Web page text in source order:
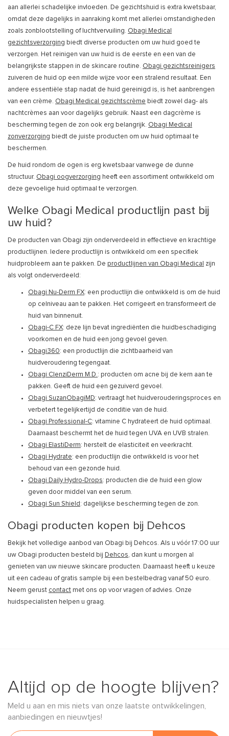
aan allerlei schadelijke invloeden. De gezichtshuid is extra kwetsbaar,
omdat deze dagelijks in aanraking komt met allerlei omstandigheden
zoals zonblootstelling of luchtvervuiling. Obagi Medical
gezichtsverzorging biedt diverse producten om uw huid goed te
verzorgen. Het reinigen van uw huid is de eerste en een van de
belangrijkste stappen in de skincare routine. Obagi gezichtsreinigers
zuiveren de huid op een milde wijze voor een stralend resultaat. Een
andere essentiële stap nadat de huid gereinigd is, is het aanbrengen
van een crème. Obagi Medical gezichtscrème biedt zowel dag- als
nachtcrèmes aan voor dagelijks gebruik. Naast een dagcrème is
bescherming tegen de zon ook erg belangrijk. Obagi Medical
zonverzorging biedt de juiste producten om uw huid optimaal te
beschermen.
De huid rondom de ogen is erg kwetsbaar vanwege de dunne
structuur. Obagi oogverzorging heeft een assortiment ontwikkeld om
deze gevoelige huid optimaal te verzorgen.
Welke Obagi Medical productlijn past bij
uw huid?
De producten van Obagi zijn onderverdeeld in effectieve en krachtige
productlijnen. Iedere productlijn is ontwikkeld om een specifiek
huidprobleem aan te pakken. De productlijnen van Obagi Medical
zijn
als volgt onderverdeeld:
Obagi Nu-Derm FX: een productlijn die ontwikkeld is om de huid
op celniveau aan te pakken. Het corrigeert en transformeert de
huid van binnenuit.
Obagi-C FX: deze lijn bevat ingrediënten die huidbeschadiging
voorkomen en de huid een jong gevoel geven.
Obagi360: een productlijn die zichtbaarheid van
huidveroudering tegengaat.
Obagi ClenziDerm M.D.: producten om acne bij de kern aan te
pakken. Geeft de huid een gezuiverd gevoel.
Obagi SuzanObagiMD: vertraagt het huidverouderingsproces en
verbetert tegelijkertijd de conditie van de huid.
Obagi Professional-C: vitamine C hydrateert de huid optimaal.
Daarnaast beschermt het de huid tegen UVA en UVB stralen.
Obagi ElastiDerm: herstelt de elasticiteit en veerkracht.
Obagi Hydrate: een productlijn die ontwikkeld is voor het
behoud van een gezonde huid.
Obagi Daily Hydro-Drops: producten die de huid een glow
geven door middel van een serum.
Obagi Sun Shield : dagelijkse bescherming tegen de zon.
Obagi producten kopen bij Dehcos
Bekijk het volledige aanbod van Obagi bij Dehcos. Als u vóór 17:00 uur
uw Obagi producten besteld bij Dehcos, dan kunt u morgen al
genieten van uw nieuwe skincare producten. Daarnaast heeft u keuze
uit een cadeau of gratis sample bij een bestelbedrag vanaf 50 euro.
Neem gerust contact met ons op voor vragen of advies. Onze
huidspecialisten helpen u graag.
Altijd op de hoogte blijven?
Meld u aan en mis niets van onze laatste ontwikkelingen,
aanbiedingen en nieuwtjes!